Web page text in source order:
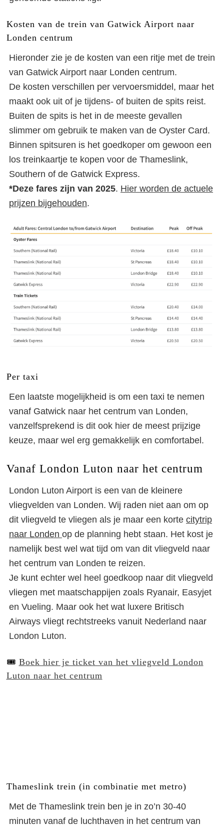
Kosten van de trein van Gatwick Airport naar
Londen centrum
Hieronder zie je de kosten van een ritje met de trein
van Gatwick Airport naar Londen centrum.
De kosten verschillen per vervoersmiddel, maar het
maakt ook uit of je tijdens- of buiten de spits reist.
Buiten de spits is het in de meeste gevallen
slimmer om gebruik te maken van de Oyster Card.
Binnen spitsuren is het goedkoper om gewoon een
los treinkaartje te kopen voor de Thameslink,
Southern of de Gatwick Express.
*Deze fares zijn van 2025. Hier worden de actuele
prijzen bijgehouden.
Per taxi
Een laatste mogelijkheid is om een taxi te nemen
vanaf Gatwick naar het centrum van Londen,
vanzelfsprekend is dit ook hier de meest prijzige
keuze, maar wel erg gemakkelijk en comfortabel.
Vanaf London Luton naar het centrum
London Luton Airport is een van de kleinere
vliegvelden van Londen. Wij raden niet aan om op
dit vliegveld te vliegen als je maar een korte citytrip
naar Londen op de planning hebt staan. Het kost je
namelijk best wel wat tijd om van dit vliegveld naar
het centrum van Londen te reizen.
Je kunt echter wel heel goedkoop naar dit vliegveld
vliegen met maatschappijen zoals Ryanair, Easyjet
en Vueling. Maar ook het wat luxere Britisch
Airways vliegt rechtstreeks vanuit Nederland naar
London Luton.
🎟️ Boek hier je ticket van het vliegveld London
Luton naar het centrum
Thameslink trein (in combinatie met metro)
Met de Thameslink trein ben je in zo’n 30-40
minuten vanaf de luchthaven in het centrum van